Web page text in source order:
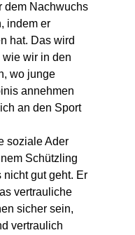
dem Nachwuchs
indem er
hat. Das wird
wie wir in den
wo junge
annehmen
an den Sport
soziale Ader
Schützling
nicht gut geht. Er
vertrauliche
sicher sein,
vertraulich